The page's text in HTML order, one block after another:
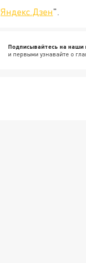
Яндекс.Дзен".
Подписывайтесь на наши
и первыми узнавайте о